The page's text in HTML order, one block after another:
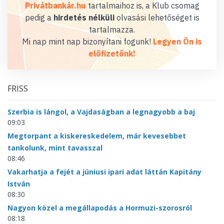
Privátbankár.hu tartalmaihoz is, a Klub csomag
pedig a hirdetés nélküliolvasási lehetőséget is
tartalmazza.
Mi nap mint nap bizonyítani fogunk! Legyen Ön is
előfizetőnk!
FRISS
Szerbia is lángol, a Vajdaságban a legnagyobb a baj
09:03
Megtorpant a kiskereskedelem, már kevesebbet
tankolunk, mint tavasszal
08:46
Vakarhatja a fejét a júniusi ipari adat láttán Kapitány
István
08:30
Nagyon közel a megállapodás a Hormuzi-szorosról
08:18